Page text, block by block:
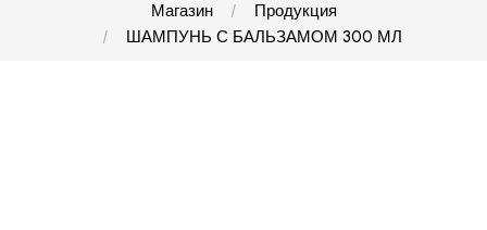
Магазин
Продукция
ШАМПУНЬ С БАЛЬЗАМОМ 300 МЛ